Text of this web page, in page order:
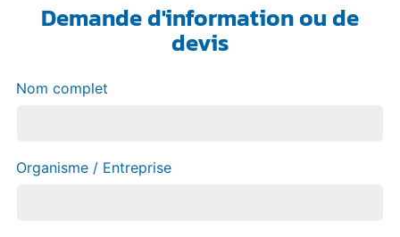
Demande d'information ou de
devis
Nom complet
Organisme / Entreprise